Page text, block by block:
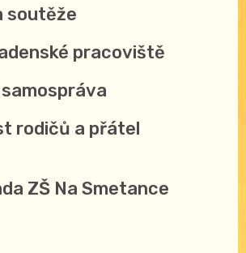
soutěže
pracoviště
rodičů a přátel
ZŠ Na Smetance